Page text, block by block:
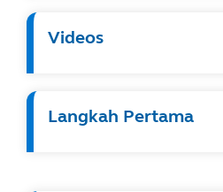
Videos
Langkah Pertama